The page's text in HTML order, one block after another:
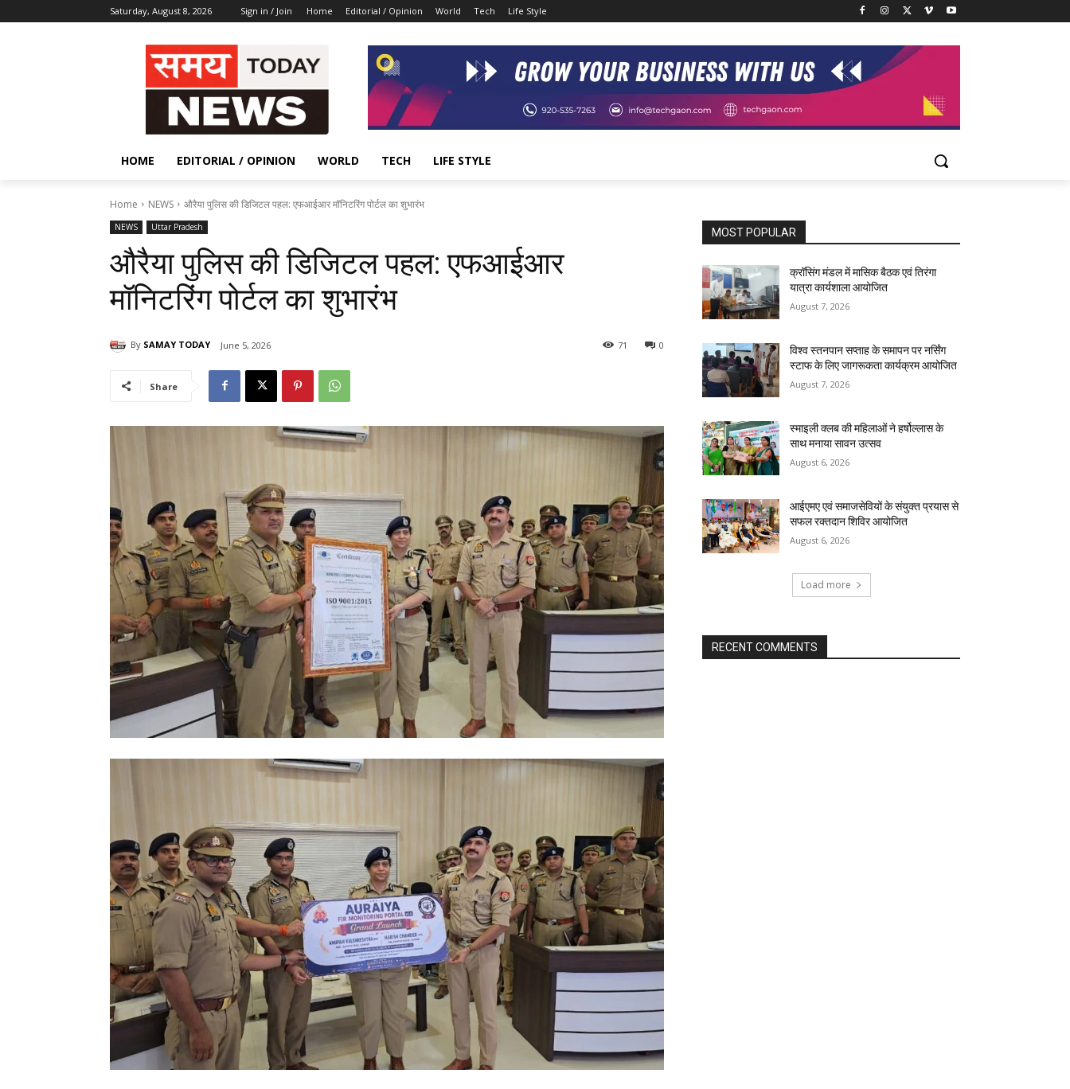
Saturday, August 8, 2026 Sign in / Join Home Editorial / Opinion World Tech Life Style
HOME EDITORIAL / OPINION WORLD TECH LIFE STYLE
Home NEWS औरैया पुलिस की डिजिटल पहल: एफआईआर मॉनिटरिंग पोर्टल का शुभारंभ
NEWS Uttar Pradesh
औरैया पुलिस की डिजिटल पहल: एफआईआर
मॉनिटरिंग पोर्टल का शुभारंभ
By SAMAY TODAY June 5, 2026 0
71
Share
MOST POPULAR
क्रॉसिंग मंडल में मासिक बैठक एवं तिरंगा
यात्रा कार्यशाला आयोजित
August 7, 2026
विश्व स्तनपान सप्ताह के समापन पर नर्सिंग
स्टाफ के लिए जागरूकता कार्यक्रम आयोजित
August 7, 2026
स्माइली क्लब की महिलाओं ने हर्षोल्लास के
साथ मनाया सावन उत्सव
August 6, 2026
आईएमए एवं समाजसेवियों के संयुक्त प्रयास से
सफल रक्तदान शिविर आयोजित
August 6, 2026
Load more
RECENT COMMENTS